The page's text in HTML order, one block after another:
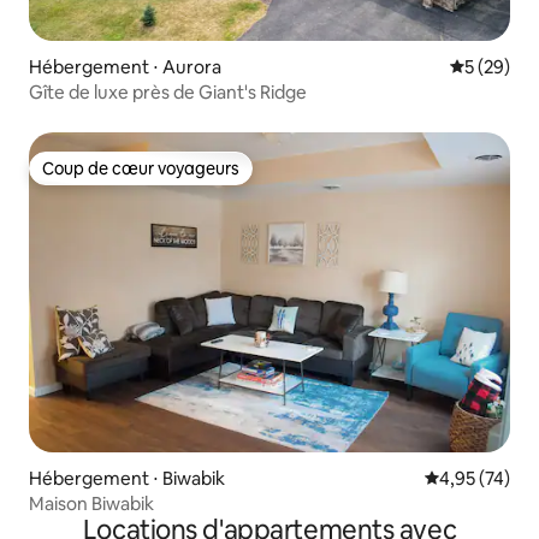
Hébergement ⋅ Aurora
5 (29)
Gîte de luxe près de Giant's Ridge
Coup de cœur voyageurs
Coup de cœur voyageurs
Hébergement ⋅ Biwabik Évaluation
4,95 (74)
Maison Biwabik
Locations d'appartements avec